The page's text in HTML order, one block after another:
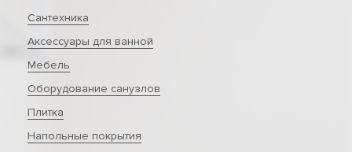
Сантехника
Аксессуары для ванной
Мебель
Оборудование санузлов
Плитка
Напольные покрытия